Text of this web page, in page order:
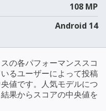
108 MP
Android 14
の各パフォーマンススコ
るユーザーによって投稿
値です。人気モデルにつ
果からスコアの中央値を